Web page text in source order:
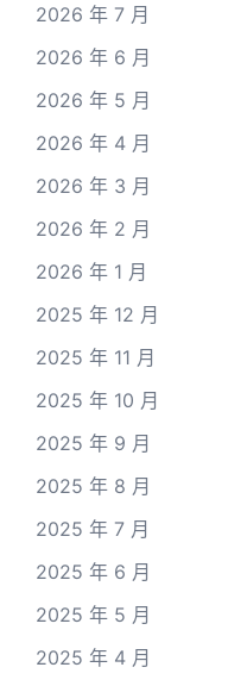
2026 年 7 月
2026 年 6 月
2026 年 5 月
2026 年 4 月
2026 年 3 月
2026 年 2 月
2026 年 1 月
2025 年 12 月
2025 年 11 月
2025 年 10 月
2025 年 9 月
2025 年 8 月
2025 年 7 月
2025 年 6 月
2025 年 5 月
2025 年 4 月